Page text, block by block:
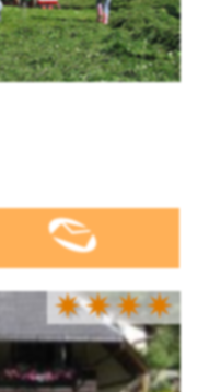
✷✷✷✷